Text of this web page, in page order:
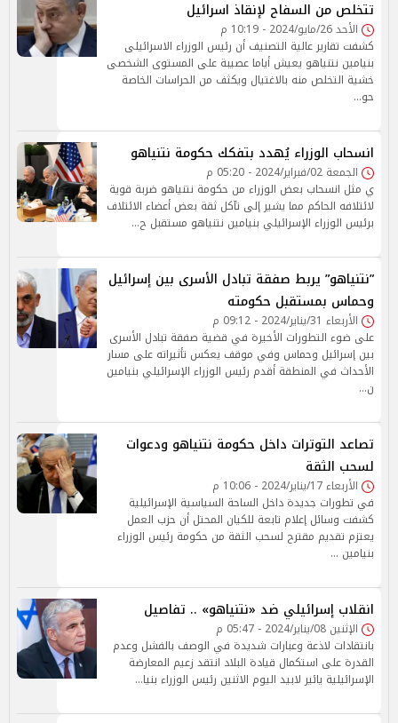
تتخلص من السفاح لإنقاذ اسرائيل
الأحد 26/مايو/2024 - 10:19 م
كشفت تقارير عالية التصنيف أن رئيس الوزراء الاسرائيلى
بنيامين نتنياهو يعيش أياما عصيبة على المستوى الشخصى
خشية التخلص منه بالاغتيال ويكثف من الحراسات الخاصة
حو…
انسحاب الوزراء يُهدد بتفكك حكومة نتنياهو
الجمعة 02/فبراير/2024 - 05:20 م
ي مثل انسحاب بعض الوزراء من حكومة نتنياهو ضربة قوية
لائتلافه الحاكم مما يشير إلى تآكل ثقة بعض أعضاء الائتلاف
برئيس الوزراء الإسرائيلي بنيامين نتنياهو مستقبل ح…
”نتنياهو” يربط صفقة تبادل الأسرى بين إسرائيل
وحماس بمستقبل حكومته
الأربعاء 31/يناير/2024 - 09:12 م
على ضوء التطورات الأخيرة في قضية صفقة تبادل الأسرى
بين إسرائيل وحماس وفي موقف يعكس تأثيراته على مسار
الأحداث في المنطقة أقدم رئيس الوزراء الإسرائيلي بنيامين
ن…
تصاعد التوترات داخل حكومة نتنياهو ودعوات
لسحب الثقة
الأربعاء 17/يناير/2024 - 10:06 م
في تطورات جديدة داخل الساحة السياسية الإسرائيلية
كشفت وسائل إعلام تابعة للكيان المحتل أن حزب العمل
يعتزم تقديم مقترح لسحب الثقة من حكومة رئيس الوزراء
بنيامين …
انقلاب إسرائيلي ضد «نتنياهو» .. تفاصيل
الإثنين 08/يناير/2024 - 05:47 م
بانتقادات لاذعة وعبارات شديدة في الوصف بالفشل وعدم
القدرة على استكمال قيادة البلاد انتقد زعيم المعارضة
الإسرائيلية يائير لابيد اليوم الاثنين رئيس الوزراء بنيا…